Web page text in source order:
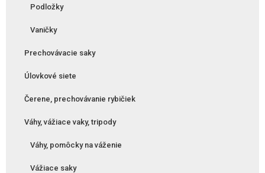
Podložky
Vaničky
Prechovávacie saky
Úlovkové siete
Čerene, prechovávanie rybičiek
Váhy, vážiace vaky, tripody
Váhy, pomôcky na váženie
Vážiace saky